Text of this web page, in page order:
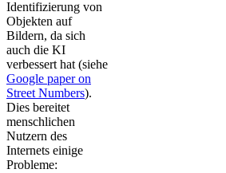
Identifizierung von
Objekten auf
Bildern, da sich
auch die KI
verbessert hat (siehe
Google paper on
Street Numbers).
Dies bereitet
menschlichen
Nutzern des
Internets einige
Probleme: